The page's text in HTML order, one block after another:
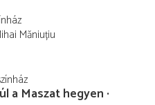
Măniuțiu
a Maszat hegyen